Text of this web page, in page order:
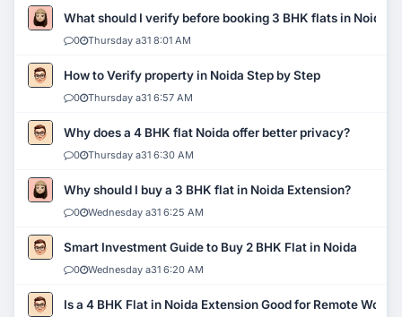
What should I verify before booking 3 BHK flats in Noida?
0 Thursday a31 8:01 AM
How to Verify property in Noida Step by Step
0 Thursday a31 6:57 AM
Why does a 4 BHK flat Noida offer better privacy?
0 Thursday a31 6:30 AM
Why should I buy a 3 BHK flat in Noida Extension?
0 Wednesday a31 6:25 AM
Smart Investment Guide to Buy 2 BHK Flat in Noida
0 Wednesday a31 6:20 AM
Is a 4 BHK Flat in Noida Extension Good for Remote Work?